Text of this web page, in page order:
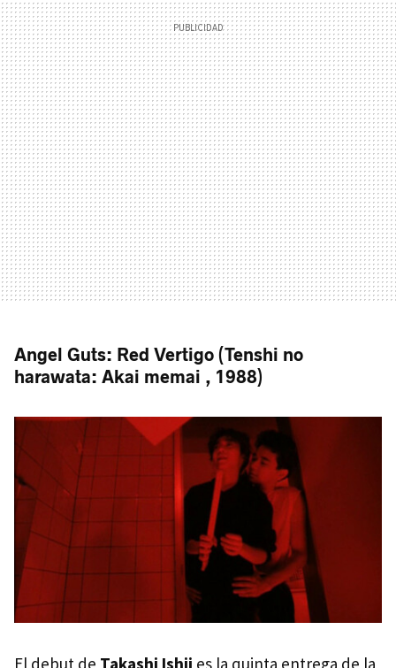
Angel Guts: Red Vertigo (Tenshi no
harawata: Akai memai , 1988)